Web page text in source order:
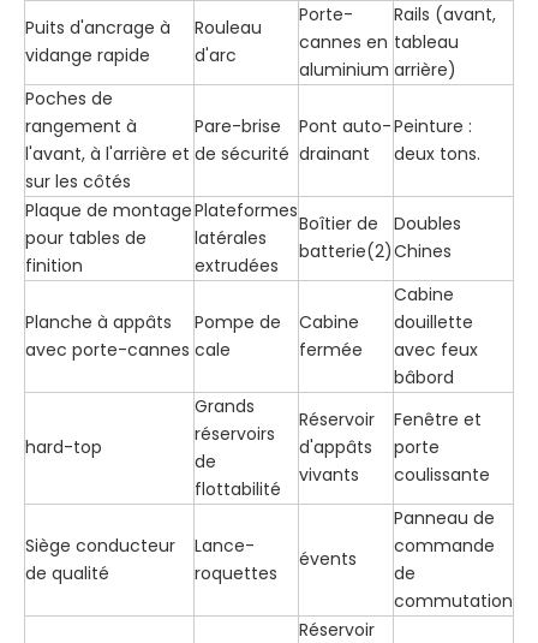
Puits d'ancrage à
vidange rapide
Rouleau
d'arc
Porte-
cannes en
aluminium
Rails (avant,
tableau
arrière)
Poches de
rangement à
l'avant, à l'arrière et
sur les côtés
Pare-brise
de sécurité
Pont auto-
drainant
Peinture :
deux tons.
Plaque de montage
pour tables de
finition
Plateformes
latérales
extrudées
Boîtier de
batterie(2)
Doubles
Chines
Planche à appâts
avec porte-cannes
Pompe de
cale
Cabine
fermée
Cabine
douillette
avec feux
bâbord
hard-top
Grands
réservoirs
de
flottabilité
Réservoir
d'appâts
vivants
Fenêtre et
porte
coulissante
Siège conducteur
de qualité
Lance-
roquettes
évents
Panneau de
commande
de
commutation
Réservoir